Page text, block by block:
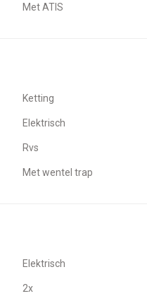
Met ATIS
Ketting
Elektrisch
rvs
met wentel trap
Elektrisch
2x